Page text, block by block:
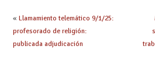
« Llamamiento telemático 9/1/25:
profesorado de religión:
publicada adjudicación